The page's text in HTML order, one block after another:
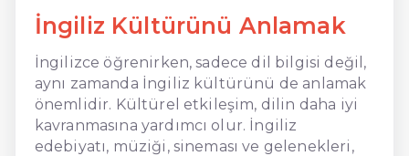
İngiliz Kültürünü Anlamak
İngilizce öğrenirken, sadece dil bilgisi değil,
aynı zamanda İngiliz kültürünü de anlamak
önemlidir. Kültürel etkileşim, dilin daha iyi
kavranmasına yardımcı olur. İngiliz
edebiyatı, müziği, sineması ve gelenekleri,